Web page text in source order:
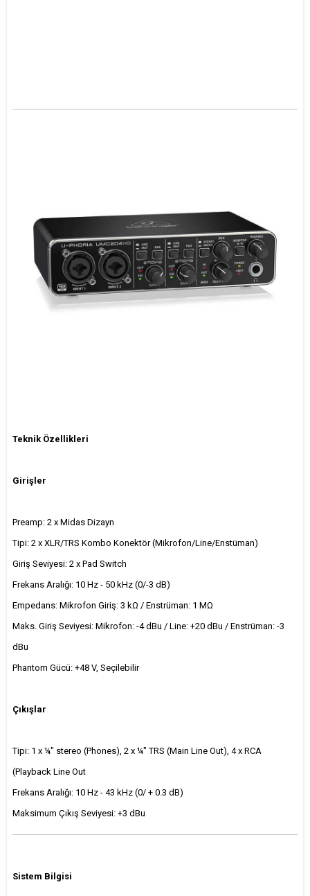
Teknik Özellikleri
Girişler
Preamp: 2 x Midas Dizayn
Tipi: 2 x XLR/TRS Kombo Konektör (Mikrofon/Line/Enstüman)
Giriş Seviyesi: 2 x Pad Switch
Frekans Aralığı: 10 Hz - 50 kHz (0/-3 dB)
Empedans: Mikrofon Giriş: 3 kΩ / Enstrüman: 1 MΩ
Maks. Giriş Seviyesi: Mikrofon: -4 dBu / Line: +20 dBu / Enstrüman: -3
dBu
Phantom Gücü: +48 V, Seçilebilir
Çıkışlar
Tipi: 1 x ¼" stereo (Phones), 2 x ¼" TRS (Main Line Out), 4 x RCA
(Playback Line Out
Frekans Aralığı: 10 Hz - 43 kHz (0/ + 0.3 dB)
Maksimum Çıkış Seviyesi: +3 dBu
Sistem Bilgisi